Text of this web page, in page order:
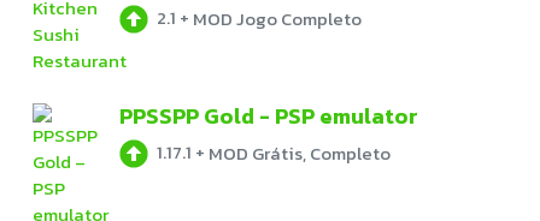
2.1 + MOD Jogo Completo
PPSSPP Gold - PSP emulator
1.17.1 + MOD Grátis, Completo